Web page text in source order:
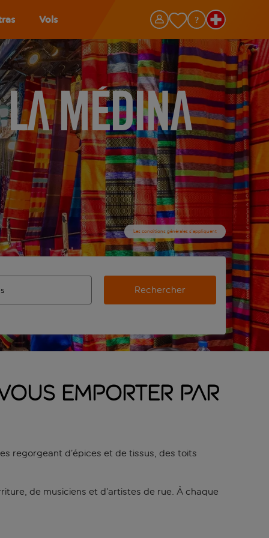
Vols
médina
Les conditions générales s’appliquent
d’origine, utilisez la touche de tabulation pour
automatique sont disponibles pour l’aéroport de
Rechercher
emporter par
regorgeant d’épices et de tissus, des toits
de musiciens et d’artistes de rue. À chaque
que vous dégustiez des tajines ou que vous